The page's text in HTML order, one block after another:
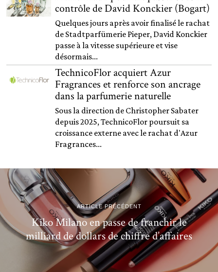
contrôle de David Konckier (Bogart)
Quelques jours après avoir finalisé le rachat
de Stadtparfümerie Pieper, David Konckier
passe à la vitesse supérieure et vise
désormais...
TechnicoFlor acquiert Azur
Fragrances et renforce son ancrage
dans la parfumerie naturelle
Sous la direction de Christopher Sabater
depuis 2025, TechnicoFlor poursuit sa
croissance externe avec le rachat d'Azur
Fragrances...
ARTICLE PRÉCÉDENT
Kiko Milano en passe de franchir le
milliard de dollars de chiffre d’affaires